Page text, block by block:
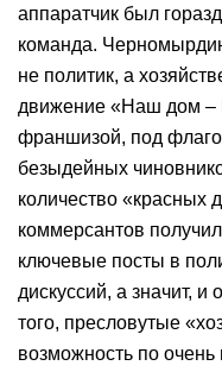
аппаратчик был
команда.
не политик, а
движение «Наш дом –
франшизой, под
безыдейных
количество «красных
коммерсантов
ключевые посты в
дискуссий, а значит,
того, пресловутые
возможность по